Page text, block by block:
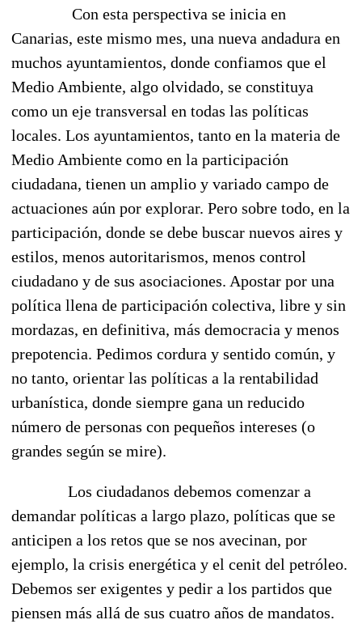
Con esta perspectiva se inicia en
Canarias, este mismo mes, una nueva andadura en
muchos ayuntamientos, donde confiamos que el
Medio Ambiente, algo olvidado, se constituya
como un eje transversal en todas las políticas
locales. Los ayuntamientos, tanto en la materia de
Medio Ambiente como en la participación
ciudadana, tienen un amplio y variado campo de
actuaciones aún por explorar. Pero sobre todo, en la
participación, donde se debe buscar nuevos aires y
estilos, menos autoritarismos, menos control
ciudadano y de sus asociaciones. Apostar por una
política llena de participación colectiva, libre y sin
mordazas, en definitiva, más democracia y menos
prepotencia. Pedimos cordura y sentido común, y
no tanto, orientar las políticas a la rentabilidad
urbanística, donde siempre gana un reducido
número de personas con pequeños intereses (o
grandes según se mire).
Los ciudadanos debemos comenzar a
demandar políticas a largo plazo, políticas que se
anticipen a los retos que se nos avecinan, por
ejemplo, la crisis energética y el cenit del petróleo.
Debemos ser exigentes y pedir a los partidos que
piensen más allá de sus cuatro años de mandatos.